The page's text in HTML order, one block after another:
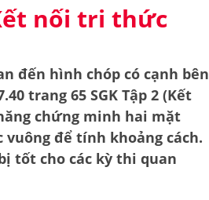
nối tri thức
đến hình chóp có cạnh bên
trang 65 SGK Tập 2 (Kết
chứng minh hai mặt
để tính khoảng cách.
tốt cho các kỳ thi quan